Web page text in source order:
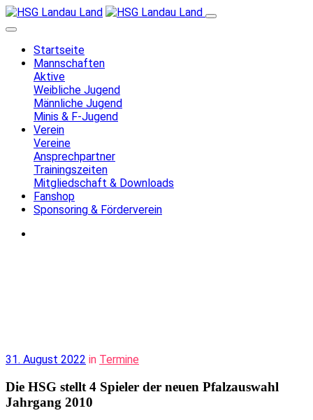
Startseite
Mannschaften
Aktive
Weibliche Jugend
Männliche Jugend
Minis & F-Jugend
Verein
Vereine
Ansprechpartner
Trainingszeiten
Mitgliedschaft & Downloads
Fanshop
Sponsoring & Förderverein
31. August 2022 in Termine
Die HSG stellt 4 Spieler der neuen Pfalzauswahl
Jahrgang 2010